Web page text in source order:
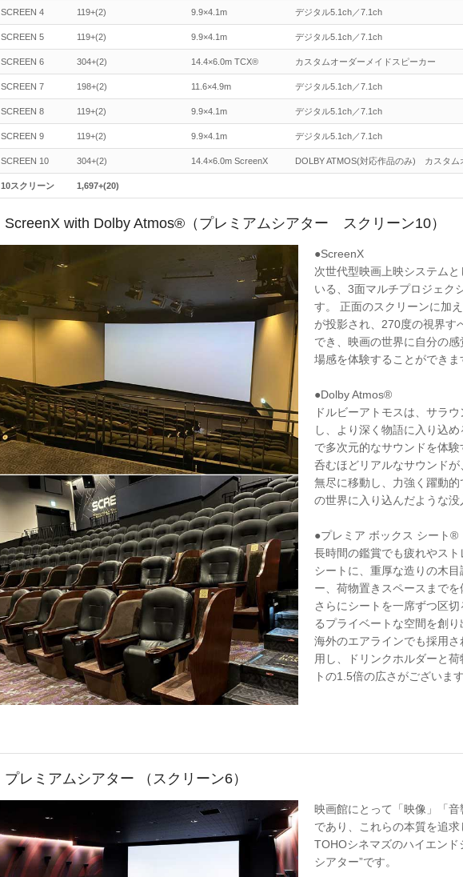
SCREEN 4 119+(2) 9.9×4.1m デジタル5.1ch／7.1ch
SCREEN 5 119+(2) 9.9×4.1m デジタル5.1ch／7.1ch
SCREEN 6 304+(2) 14.4×6.0m TCX® カスタムオーダーメイドスピーカー
SCREEN 7 198+(2) 11.6×4.9m デジタル5.1ch／7.1ch
SCREEN 8 119+(2) 9.9×4.1m デジタル5.1ch／7.1ch
SCREEN 9 119+(2) 9.9×4.1m デジタル5.1ch／7.1ch
SCREEN 10 304+(2) 14.4×6.0m ScreenX DOLBY ATMOS(対応作品のみ) カスタム
10スクリーン 1,697+(20)
ScreenX with Dolby Atmos®（プレミアムシアター スクリーン10）
●ScreenX
次世代型映画上映システム
いる、3面マルチプロジェク
す。 正面のスクリーンに加
が投影され、270度の視界す
でき、映画の世界に自分の
場感を体験することができま
●Dolby Atmos®
ドルビーアトモスは、サラ
し、より深く物語に入り込
で多次元的なサウンドを体
呑むほどリアルなサウンド
無尽に移動し、力強く躍動
の世界に入り込んだような没
●プレミア ボックス シート®
長時間の鑑賞でも疲れやス
シートに、重厚な造りの木
ー、荷物置きスペースまでを
さらにシートを一席ずつ区
るプライベートな空間を創り
海外のエアラインでも採用
用し、ドリンクホルダーと
トの1.5倍の広さがございます
プレミアムシアター （スクリーン6）
映画館にとって「映像」「
であり、これらの本質を追求
TOHOシネマズのハイエンド
シアター”です。